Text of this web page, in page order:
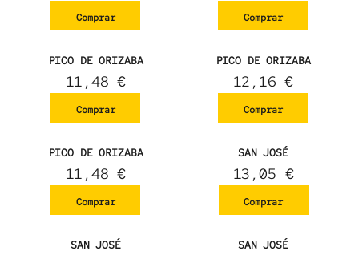
Comprar Comprar
PICO DE ORIZABA
11,48€
Comprar
PICO DE ORIZABA
12,16€
Comprar
PICO DE ORIZABA
11,48€
Comprar
SAN JOSÉ
13,05 €
Comprar
SAN JOSÉ SAN JOSÉ